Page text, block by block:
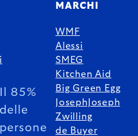
Il 85%
delle
persone
MARCHI
WMF
Alessi
SMEG
Kitchen Aid
Big Green Egg
JosephJoseph
Zwilling
de Buyer